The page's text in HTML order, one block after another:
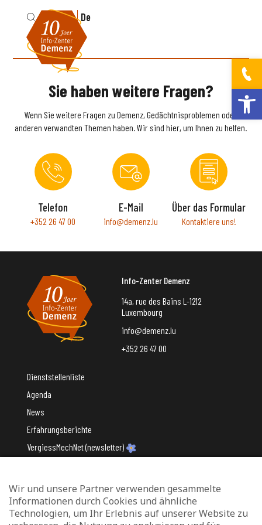
Fr De
Sie haben weitere Fragen?
Wenn Sie weitere Fragen zu Demenz, Gedächtnisproblemen oder
anderen verwandten Themen haben. Wir sind hier, um Ihnen zu helfen.
Telefon
+352 26 47 00
E-Mail
info@demenz.lu
Über das Formular
Kontaktiere uns!
Info-Zenter Demenz
14a, rue des Bains L-1212
Luxembourg
info@demenz.lu
+352 26 47 00
Dienststellenliste
Agenda
News
Erfahrungsberichte
VergiessMechNet (newsletter)
Mit Unterstützung des
Wir und unsere Partner verwenden gesammelte
Informationen durch Cookies und ähnliche
Technologien, um Ihr Erlebnis auf unserer Website zu